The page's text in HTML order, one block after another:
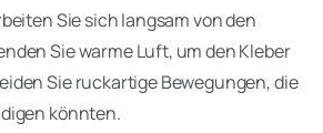
Sie sich langsam von den
Sie warme Luft, um den Kleber
Sie ruckartige Bewegungen, die
könnten.